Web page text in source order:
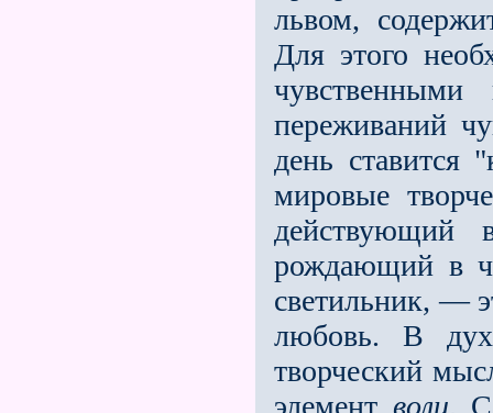
львом,
Для этого
переживаний
день ставится
мировые
действующий
рождающий в
светильник, —
любовь. В
творческий
элемент воли.